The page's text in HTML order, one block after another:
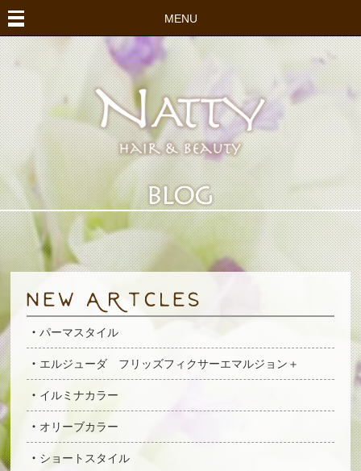
MENU
パーマスタイル
エルジューダ フリッズフィクサーエマルジョン＋
イルミナカラー
オリーブカラー
ショートスタイル